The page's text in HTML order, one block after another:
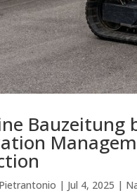
Bauzeitung
| Jul 4, 2025 |